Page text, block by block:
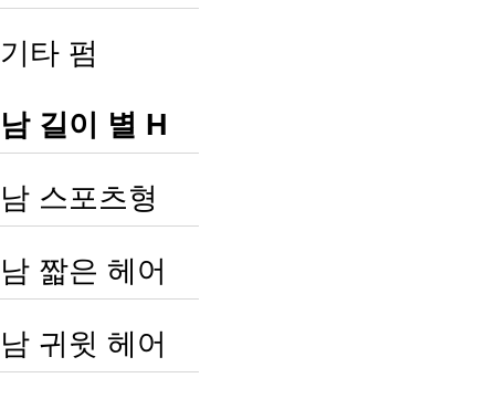
기타 펌
남 길이 별 H
남 스포츠형
남 짧은 헤어
남 귀윗 헤어